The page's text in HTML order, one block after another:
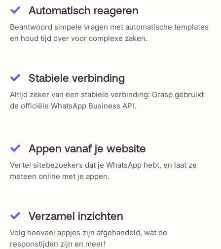
Automatisch reageren
Beantwoord simpele vragen met automatische templates
en houd tijd over voor complexe zaken.
Stabiele verbinding
Altijd zeker van een stabiele verbinding: Grasp gebruikt
de officiële WhatsApp Business API.
Appen vanaf je website
Vertel sitebezoekers dat je WhatsApp hebt, en laat ze
meteen online met je appen.
Verzamel inzichten
Volg hoeveel appjes zijn afgehandeld, wat de
responstijden zijn en meer!